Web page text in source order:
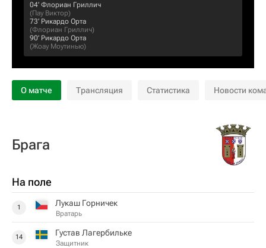
04‎’‎ Флориан Гриллич
(Пау Виктор)
73‎’‎ Рикардо Орта
(Флориан Гриллич)
90‎’‎ Рикардо Орта
(Жоау Моутинью)
О матче Трансляция Статистика Новости
Брага
На поле
1 Лукаш Горничек
Вратарь
14 Густав Лагербильке
Защитник